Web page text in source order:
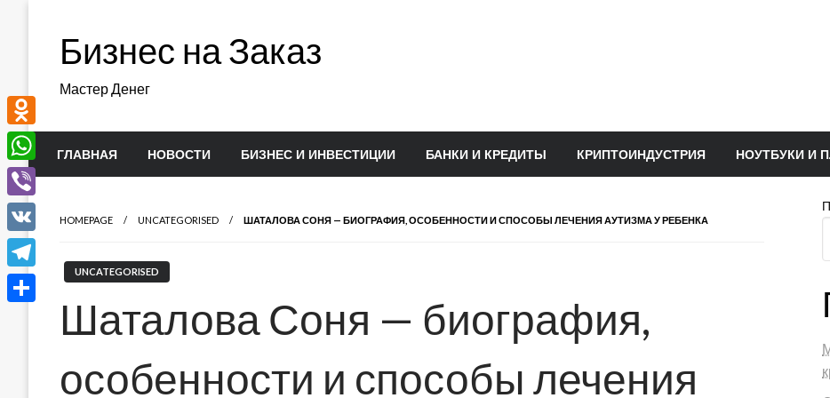
содержимомуБизнес на Заказ
Мастер Денег
ГЛАВНАЯ НОВОСТИ БИЗНЕС И ИНВЕСТИЦИИ БАНКИ И КРЕДИТЫ КРИПТОИНДУСТРИЯ НОУТБУКИ И
HOMEPAGE UNCATEGORISED ШАТАЛОВА СОНЯ — БИОГРАФИЯ, ОСОБЕННОСТИ И СПОСОБЫ ЛЕЧЕНИЯ АУТИЗМА У РЕБЕНКА
UNCATEGORISED
Шаталова Соня — биография,
особенности и способы лечения
Odnoklassniki
WhatsApp
Viber
VK
Telegram